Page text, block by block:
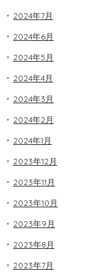
2024年7月
2024年6月
2024年5月
2024年4月
2024年3月
2024年2月
2024年1月
2023年12月
2023年11月
2023年10月
2023年9月
2023年8月
2023年7月